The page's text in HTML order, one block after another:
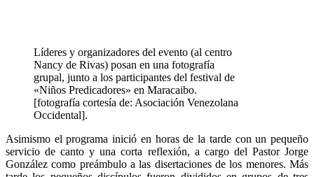
Líderes y organizadores del evento (al centro
Nancy de Rivas) posan en una fotografía
grupal, junto a los participantes del festival de
«Niños Predicadores» en Maracaibo.
[fotografía cortesía de: Asociación Venezolana
Occidental].
Asimismo el programa inició en horas de la tarde con un pequeño
servicio de canto y una corta reflexión, a cargo del Pastor Jorge
González como preámbulo a las disertaciones de los menores. Más